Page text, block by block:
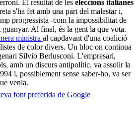
El resultat de les eleccions italianes
s'ha fet amb una part del malestar i,
progressista -com la impossibilitat de
guanyar. Al final, és la gent la que vota.
ministra al capdavant d'una coalició
de color divers. Un bloc on continua
Silvio Berlusconi. L'empresari,
amb un discurs antipolític, va assolir la
i, possiblement sense saber-ho, va ser
venia.
font preferida de Google